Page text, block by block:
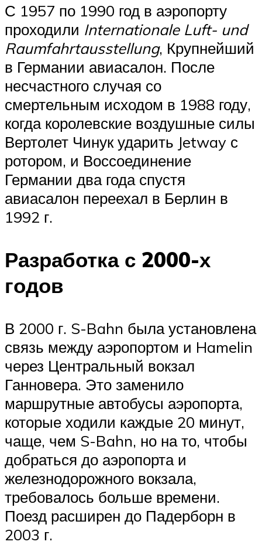
С 1957 по 1990 год в аэропорту
проходили Internationale Luft- und
Raumfahrtausstellung, Крупнейший
в Германии авиасалон. После
несчастного случая со
смертельным исходом в 1988 году,
когда королевские воздушные силы
Вертолет Чинук ударить Jetway с
ротором, и Воссоединение
Германии два года спустя
авиасалон переехал в Берлин в
1992 г.
Разработка с 2000-х
годов
В 2000 г. S-Bahn была установлена
​​связь между аэропортом и Hamelin
через Центральный вокзал
Ганновера. Это заменило
маршрутные автобусы аэропорта,
которые ходили каждые 20 минут,
чаще, чем S-Bahn, но на то, чтобы
добраться до аэропорта и
железнодорожного вокзала,
требовалось больше времени.
Поезд расширен до Падерборн в
2003 г.